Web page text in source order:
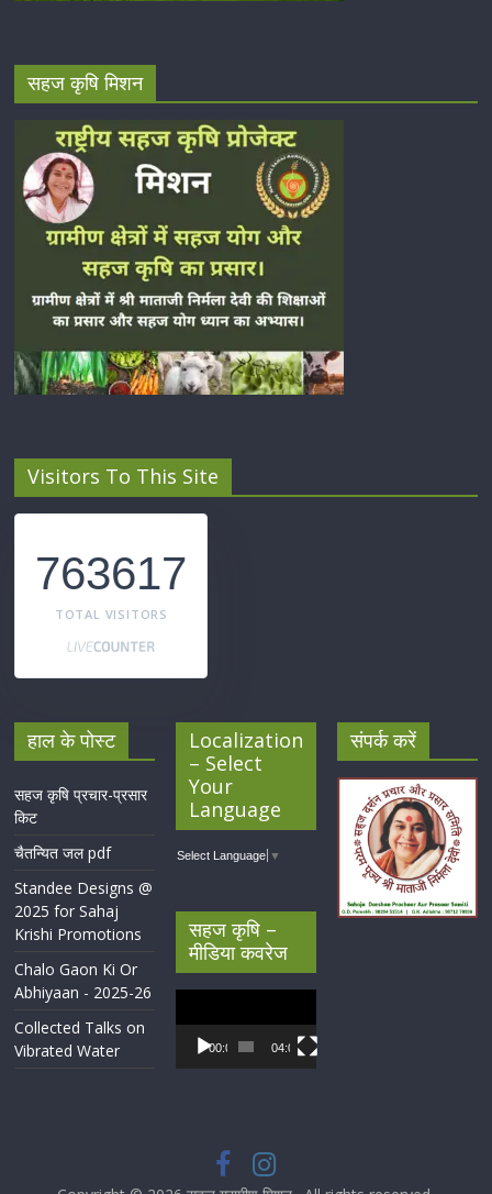
सहज कृषि मिशन
Visitors To This Site
763617
TOTAL VISITORS
हाल के पोस्ट
सहज कृषि प्रचार-प्रसार
किट
चैतन्यित जल pdf
Standee Designs @
2025 for Sahaj
Krishi Promotions
Chalo Gaon Ki Or
Abhiyaan - 2025-26
Collected Talks on
Vibrated Water
Localization
– Select
Your
Language
Select Language ▼
सहज कृषि –
मीडिया कवरेज
Player
00:00 04:07
संपर्क करें